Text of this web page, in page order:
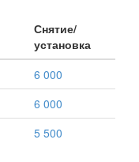
Снятие/
установка
6 000
6 000
5 500